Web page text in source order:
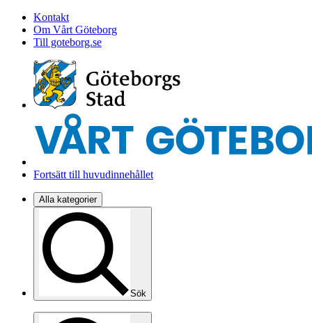
Kontakt
Om Vårt Göteborg
Till goteborg.se
Fortsätt till huvudinnehållet
Alla kategorier
Sök